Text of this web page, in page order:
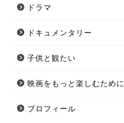
ドラマ
ドキュメンタリー
子供と観たい
映画をもっと楽しむために
プロフィール